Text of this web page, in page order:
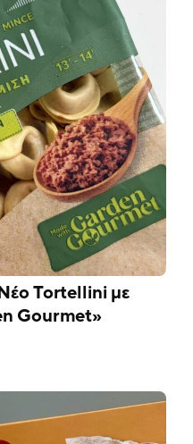
Tortellini με
Gourmet»